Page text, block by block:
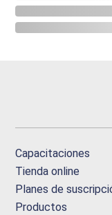
Capacitaciones
Tienda online
Planes de
Productos